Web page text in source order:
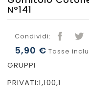
N°141
Condividi:
5,90 € Tasse
GRUPPI
PRIVATI:1,100,1